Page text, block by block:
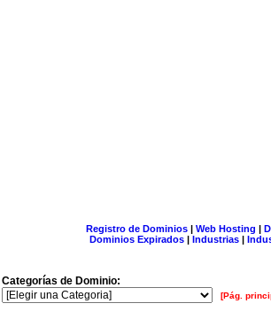
Registro de Dominios| Web Hosting |
Dominios Expirados | Industrias |
Categorías de Dominio:
[Pág.